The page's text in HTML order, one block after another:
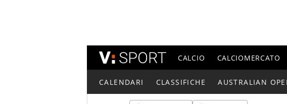
CALCIO CALCIOMERCATO
CALENDARI CLASSIFICHE AUSTRALIAN